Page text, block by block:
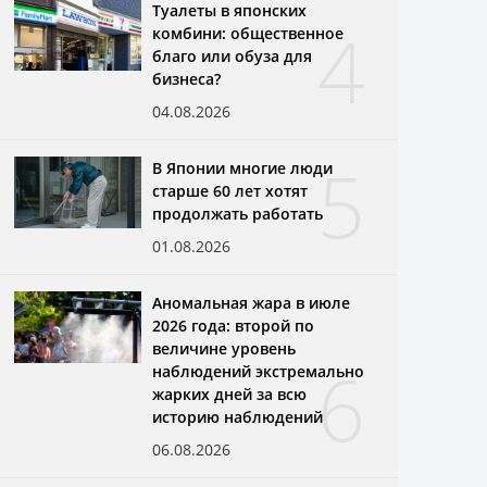
4
Туалеты в японских
комбини: общественное
благо или обуза для
бизнеса?
04.08.2026
5
В Японии многие люди
старше 60 лет хотят
продолжать работать
01.08.2026
6
Аномальная жара в июле
2026 года: второй по
величине уровень
наблюдений экстремально
жарких дней за всю
историю наблюдений
06.08.2026